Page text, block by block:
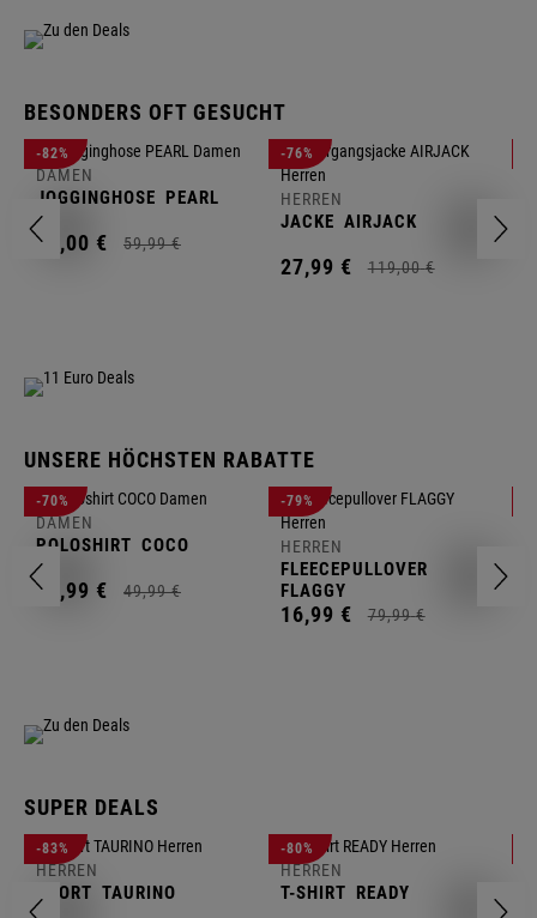
BESONDERS OFT GESUCHT
-82%
DAMEN
JOGGINGHOSE PEARL
11,00 € 59,99 €
-76%
HERREN
JACKE AIRJACK
27,99 € 119,00 €
UNSERE HÖCHSTEN RABATTE
-70%
DAMEN
POLOSHIRT COCO
14,99 € 49,99 €
-79%
HERREN
FLEECEPULLOVER
FLAGGY
16,99 € 79,99 €
SUPER DEALS
-83%
HERREN
SHORT TAURINO
-80%
HERREN
T-SHIRT READY